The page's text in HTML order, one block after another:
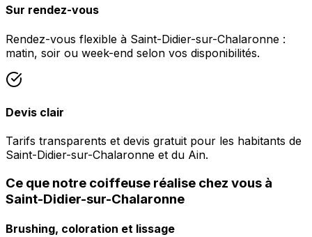
Sur rendez-vous
Rendez-vous flexible à Saint-Didier-sur-Chalaronne :
matin, soir ou week-end selon vos disponibilités.
Devis clair
Tarifs transparents et devis gratuit pour les habitants de
Saint-Didier-sur-Chalaronne et du Ain.
Ce que notre coiffeuse réalise chez vous à
Saint-Didier-sur-Chalaronne
Brushing, coloration et lissage